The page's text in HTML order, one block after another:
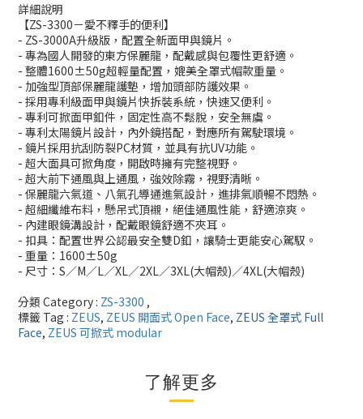
詳細說明
【ZS-3300－愛不釋手的便利】
- ZS-3000A升級版，配置全新面甲與鏡片。
- 專為國人開發的東方保麗龍，配戴感與包覆性更舒適。
- 整體1600±50g超輕量配置，媲美全罩式帽款重量。
- 加強型頂部保麗龍護墊，增加頭部防護效果。
- 採用專利級面甲與鏡片快拆裝系統，快速又便利。
- 專利可掀面甲釦件，固定性高不鬆脫，安全無虞。
- 專利太陽鏡片設計，內外鏡搭配，對應所有駕駛環境。
- 鏡片採用抗刮防裂PC材質，並具有抗UV功能。
- 超大面具可掀角度，開啟時擁有完整視野。
- 超大前下通風與上通風，強效除霧，視野清晰。
- 保麗龍六氣道、八氣孔導通進氣設計，進排氣順暢不悶熱。
- 超細纖維布料，懸吊式頂襯，絕佳通風性能，舒適涼爽。
- 內建眼鏡溝設計，配戴眼鏡舒適不夾耳。
- 扣具：配置世界公認最安全雙D釦，讓騎士更能安心駕馭。
- 重量：1600±50g
- 尺寸：S／M／L／XL／2XL／3XL(大帽殼)／4XL(大帽殼)
分類 Category : ZS-3300 ,
標籤 Tag : ZEUS, ZEUS 開面式 Open Face, ZEUS 全罩式 Full
Face, ZEUS 可掀式 modular
了解更多